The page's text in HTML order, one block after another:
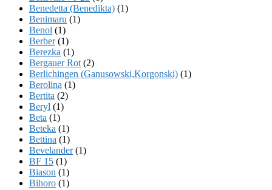
Benedetta (Benedikta) (1)
Benimaru (1)
Benol (1)
Berber(1)
Berezka (1)
Bergauer Rot (2)
Berlichingen (Ganusowski,Korgonski) (1)
Berolina (1)
Bertita (2)
Beryl (1)
Beta (1)
Beteka (1)
Bettina (1)
Bevelander(1)
BF 15 (1)
Biason (1)
Bihoro (1)